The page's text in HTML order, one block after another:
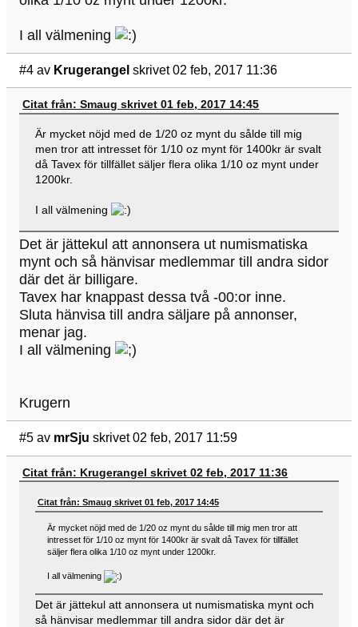
I all välmening
#4 av Krugerangel skrivet 02 feb, 2017 11:36
Citat från: Smaug skrivet 01 feb, 2017 14:45
Är mycket nöjd med de 1/20 oz mynt du sålde till mig
men tror att intresset för 1/10 oz mynt för 1400kr är svalt
då Tavex för tillfället säljer flera olika 1/10 oz mynt under
1200kr.
I all välmening
Det är jättekul att annonsera ut numismatiska
mynt och så hänvisar medlemmar till andra sidor
där det är billigare.
Tavex har knappast dessa två -00:or inne.
Sluta hänvisa till andra säljare på annonser,
menar jag.
I all välmening
Krugern
#5 av mrSju skrivet 02 feb, 2017 11:59
Citat från: Krugerangel skrivet 02 feb, 2017 11:36
Citat från: Smaug skrivet 01 feb, 2017 14:45
Är mycket nöjd med de 1/20 oz mynt du sålde till mig men tror att
intresset för 1/10 oz mynt för 1400kr är svalt då Tavex för tillfället
säljer flera olika 1/10 oz mynt under 1200kr.
I all välmening
Det är jättekul att annonsera ut numismatiska mynt och
så hänvisar medlemmar till andra sidor där det är